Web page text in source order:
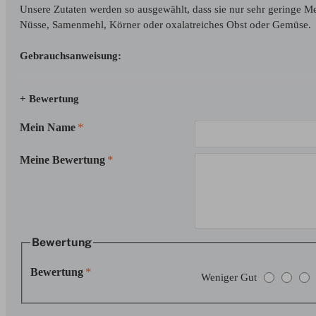
Unsere Zutaten werden so ausgewählt, dass sie nur sehr geringe
Nüsse, Samenmehl, Körner oder oxalatreiches Obst oder Gemüse.
Gebrauchsanweisung:
Mischen Sie 1 Teil Pulver mit 2 Teilen Wasser und stellen Sie
Raumtemperatur 6 Monate oder gekühlt 1 Jahr haltbar.
Zutaten:
Bananenpulver, Wassermelonenpulver, Molkenproteinisolat,
Eisenpyrophosphat, Mangancitrat, Niacin-Ergänzung,
+ Bewertung
Mein Name
Meine Bewertung
Bewertung
Bewertung Weniger Gut